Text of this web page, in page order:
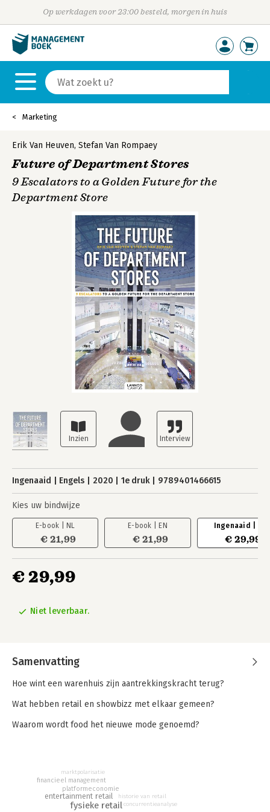
Op werkdagen voor 23:00 besteld, morgen in huis
Marketing
Erik Van Heuven, Stefan Van Rompaey
Future of Department Stores
9 Escalators to a Golden Future for the
Department Store
Ingenaaid Engels 2020 1e druk 9789401466615
Kies uw bindwijze
E-book | NL
€ 21,99
E-book | EN
€ 21,99
Ingenaaid | EN
€ 29,99
€ 29,99
Niet leverbaar.
Samenvatting
Hoe wint een warenhuis zijn aantrekkingskracht terug?
Wat hebben retail en showbizz met elkaar gemeen?
Waarom wordt food het nieuwe mode genoemd?
centra van weelderige luxe. Ook in het digitale tijdperk blijven
die eerste vormen van moderne retail inspireren. Net als elke
fysieke winkel staan ze vandaag wel voor de uitdaging
shoppers voldoende goede redenen te geven om de stap naar
fysieke retail
entertainment retail
platformeconomie
historie van retail
concurrentieanalyse
financieel management
marktpolarisatie